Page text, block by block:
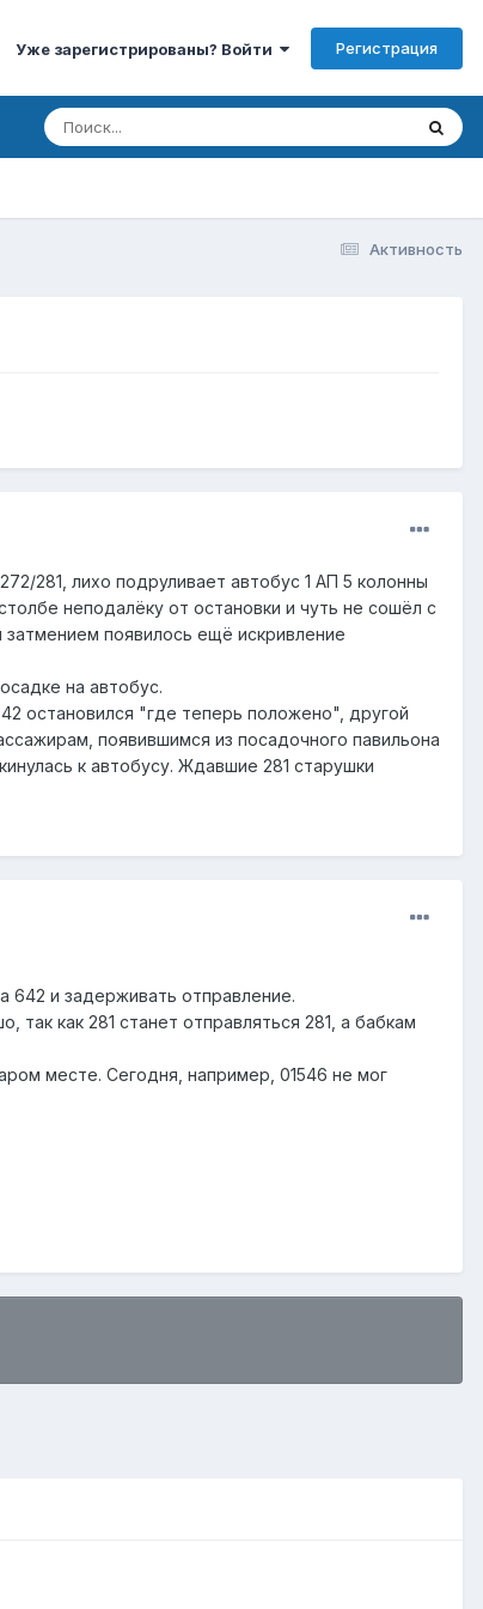
Уже зарегистрированы? Войти Регистрация
Активность
281, лихо подруливает автобус 1 АП 5 колонны
неподалёку от остановки и чуть не сошёл с
появилось ещё искривление
на автобус.
остановился "где теперь положено", другой
появившимся из посадочного павильона
к автобусу. Ждавшие 281 старушки
642 и задерживать отправление.
как 281 станет отправляться 281, а бабкам
месте. Сегодня, например, 01546 не мог